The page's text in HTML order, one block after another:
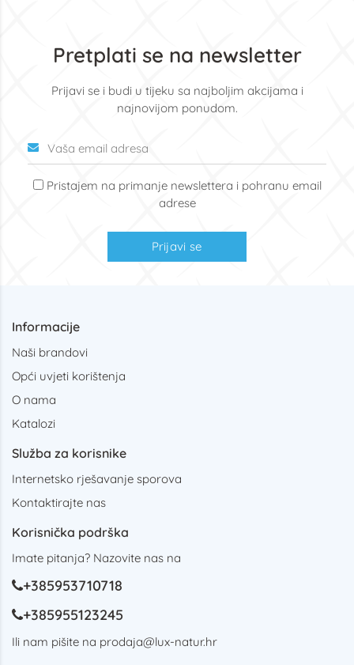
Pretplati se na newsletter
Prijavi se i budi u tijeku sa najboljim akcijama i
najnovijom ponudom.
Pristajem na primanje newslettera i pohranu email
adrese
Prijavi se
Informacije
Naši brandovi
Opći uvjeti korištenja
O nama
Katalozi
Služba za korisnike
Internetsko rješavanje sporova
Kontaktirajte nas
Korisnička podrška
Imate pitanja? Nazovite nas na
+385953710718
+385955123245
Ili nam pišite na prodaja@lux-natur.hr